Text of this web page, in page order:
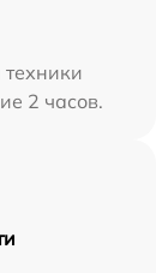
2 часов.